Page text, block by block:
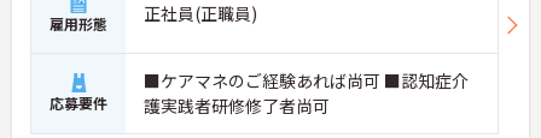
雇用形態 正社員(正職員)
応募要件
■ケアマネのご経験あれば尚可 ■認知症介
護実践者研修修了者尚可